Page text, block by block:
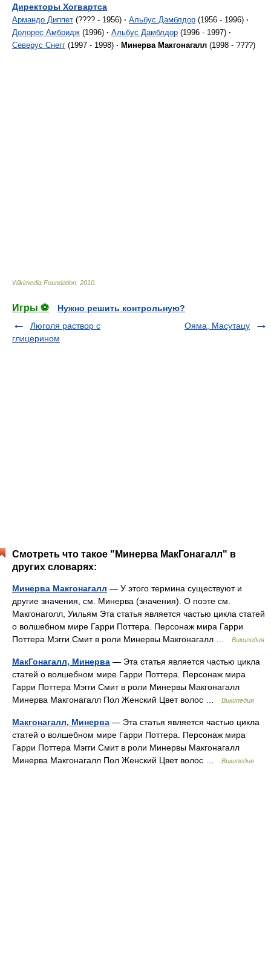
Директоры Хогвартса
Армандо Диппет (???? - 1956) · Альбус Дамблдор (1956 - 1996) ·
Долорес Амбридж (1996) · Альбус Дамблдор (1996 - 1997) ·
Северус Снегг (1997 - 1998) · Минерва Макгонагалл (1998 - ????)
Wikimedia Foundation 2010
Игры ⚽
Нужно решить контрольную?
Люголя раствор с
глицерином
Ояма, Масутацу
Смотреть что такое "Минерва МакГонагалл" в
других словарях:
Минерва Макгонагалл — У этого термина существуют и
другие значения, см. Минерва (значения). О поэте см.
Макгонаголл, Уильям Эта статья является частью цикла статей
о волшебном мире Гарри Поттера. Персонаж мира Гарри
Поттера Мэгги Смит в роли Минервы Макгонагалл …
Википедия
МакГонагалл, Минерва — Эта статья является частью цикла
статей о волшебном мире Гарри Поттера. Персонаж мира
Гарри Поттера Мэгги Смит в роли Минервы Макгонагалл
Минерва Макгонагалл Пол Женский Цвет волос …
Википедия
Макгонагалл, Минерва — Эта статья является частью цикла
статей о волшебном мире Гарри Поттера. Персонаж мира
Гарри Поттера Мэгги Смит в роли Минервы Макгонагалл
Минерва Макгонагалл Пол Женский Цвет волос …
Википедия